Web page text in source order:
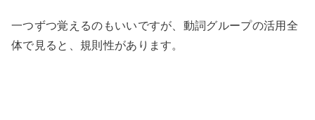
一つずつ覚えるのもいいですが、動詞グループの活用全
体で見ると、規則性があります。